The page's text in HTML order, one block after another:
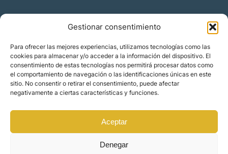
Gestionar consentimiento
Para ofrecer las mejores experiencias, utilizamos tecnologías como las
cookies para almacenar y/o acceder a la información del dispositivo. El
consentimiento de estas tecnologías nos permitirá procesar datos como
el comportamiento de navegación o las identificaciones únicas en este
sitio. No consentir o retirar el consentimiento, puede afectar
negativamente a ciertas características y funciones.
Aceptar
Denegar
Residencia y ciudadanía
Migración corporativa
Nómadas digitales
Colabora con nosotros
Quiénes somos
Contacto
Localizaciones
Orience | © 2025 Todos los derechos reservados